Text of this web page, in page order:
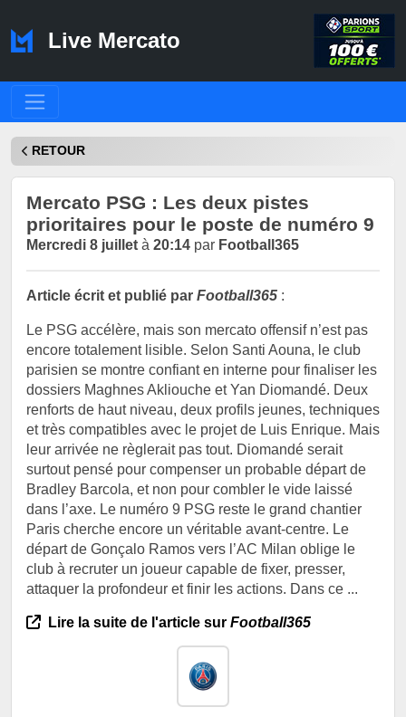
Live Mercato
RETOUR
Mercato PSG : Les deux pistes
prioritaires pour le poste de numéro 9
Mercredi 8 juillet à 20:14 par Football365
Article écrit et publié par Football365 :
Le PSG accélère, mais son mercato offensif n’est pas
encore totalement lisible. Selon Santi Aouna, le club
parisien se montre confiant en interne pour finaliser les
dossiers Maghnes Akliouche et Yan Diomandé. Deux
renforts de haut niveau, deux profils jeunes, techniques
et très compatibles avec le projet de Luis Enrique. Mais
leur arrivée ne règlerait pas tout. Diomandé serait
surtout pensé pour compenser un probable départ de
Bradley Barcola, et non pour combler le vide laissé
dans l’axe. Le numéro 9 PSG reste le grand chantier
Paris cherche encore un véritable avant-centre. Le
départ de Gonçalo Ramos vers l’AC Milan oblige le
club à recruter un joueur capable de fixer, presser,
attaquer la profondeur et finir les actions. Dans ce ...
Lire la suite de l'article sur Football365